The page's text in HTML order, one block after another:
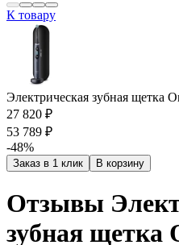
К товару
Электрическая зубная щетка
27 820 ₽
53 789 ₽
-48%
Заказ в 1 клик В корзину
Отзывы
зубная щетка